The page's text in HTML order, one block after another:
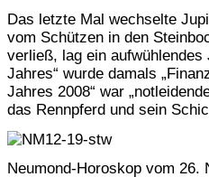
Das letzte Mal wechselte
vom Schützen in den
verließ, lag ein
Jahres“ wurde damals
Jahres 2008“ war
das Rennpferd und sein
Neumond-Horoskop vom 26.